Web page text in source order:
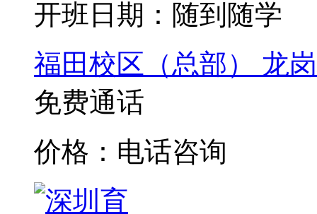
开班日期：随到随学
福田校区（总部）
龙
免费通话
价格：电话咨询